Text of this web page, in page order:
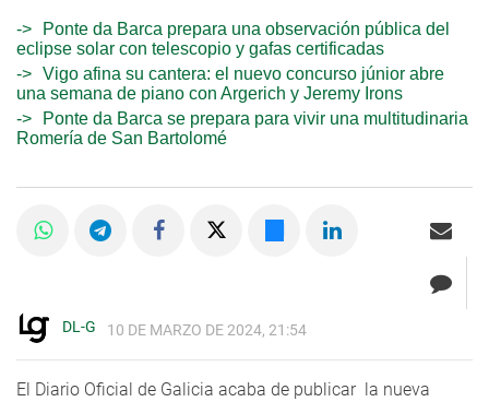
Ponte da Barca prepara una observación pública del
eclipse solar con telescopio y gafas certificadas
Vigo afina su cantera: el nuevo concurso júnior abre
una semana de piano con Argerich y Jeremy Irons
Ponte da Barca se prepara para vivir una multitudinaria
Romería de San Bartolomé
DL-G 10 DE MARZO DE 2024, 21:54
El Diario Oficial de Galicia acaba de publicar la nueva